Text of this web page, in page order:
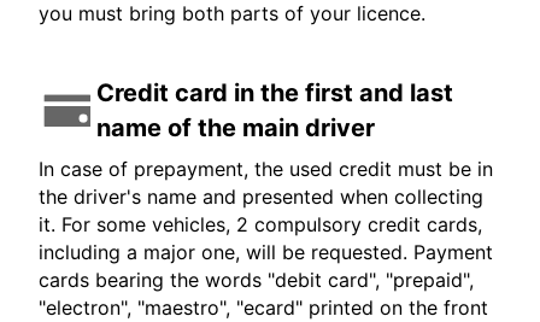
you must bring both parts of your licence.
Credit card in the first and last
name of the main driver
In case of prepayment, the used credit must be in
the driver's name and presented when collecting
it. For some vehicles, 2 compulsory credit cards,
including a major one, will be requested. Payment
cards bearing the words "debit card", "prepaid",
"electron", "maestro", "ecard" printed on the front